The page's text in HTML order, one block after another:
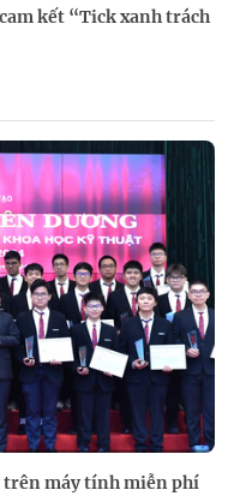
kết “Tick xanh trách
trên máy tính miễn phí